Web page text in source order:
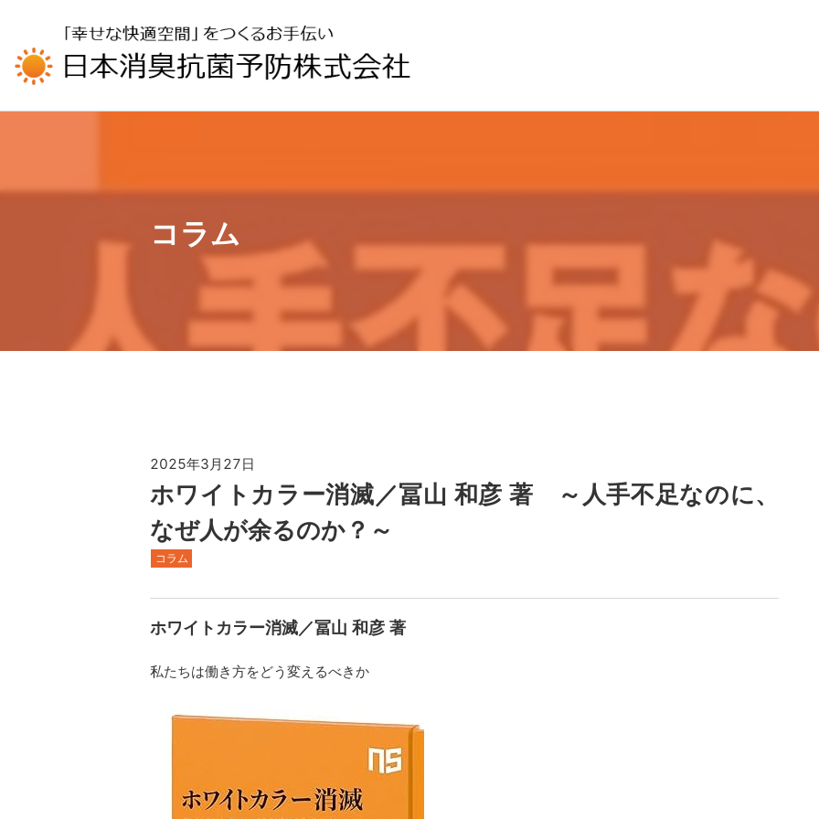
コラム
2025年3月27日
ホワイトカラー消滅／冨山 和彦 著 ～人手不足なのに、
なぜ人が余るのか？～
コラム
ホワイトカラー消滅／冨山 和彦 著
私たちは働き方をどう変えるべきか